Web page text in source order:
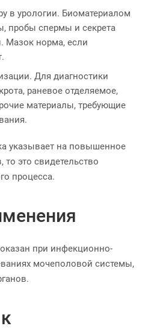
в урологии. Биоматериалом
пробы спермы и секрета
Мазок норма, если
Для диагностики
раневое отделяемое,
материалы, требующие
указывает на повышенное
это свидетельство
процесса.
при инфекционно-
мочеполовой системы,